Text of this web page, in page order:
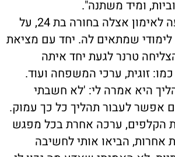
ומיד משתנה".
במקרה אחר הגיעה לאימון אצלה בחורה בת 24, על
שמתאים לה. יחד עם מציאת
טרנר לגעת יחד איתה
זוגית, ערכי המשפחה ועוד.
היא אמרה לי: 'לא חשבתי
לעבור תהליך כל כך עמוק.
הקלפים, ערכה אחרת בכל מפגש
אחרות, הביאו אותי לחשיבה